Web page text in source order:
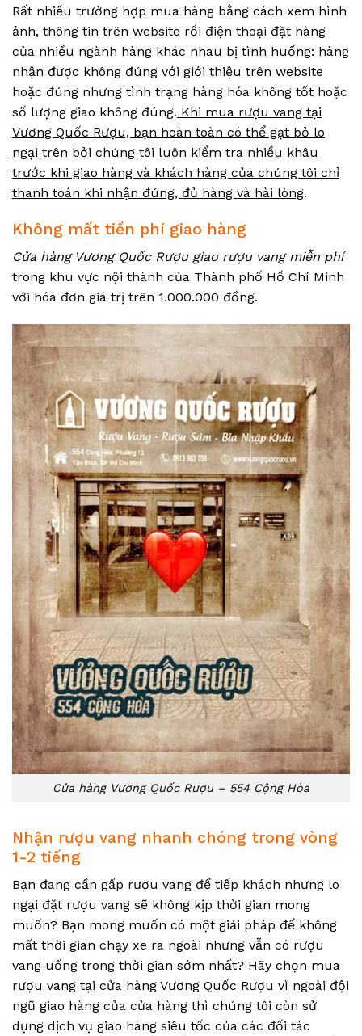
Rất nhiều trường hợp mua hàng bằng cách xem hình
ảnh, thông tin trên website rồi điện thoại đặt hàng
của nhiều ngành hàng khác nhau bị tình huống: hàng
nhận được không đúng với giới thiệu trên website
hoặc đúng nhưng tình trạng hàng hóa không tốt hoặc
số lượng giao không đúng. Khi mua rượu vang tại
Vương Quốc Rượu, bạn hoàn toàn có thể gạt bỏ lo
ngại trên bởi chúng tôi luôn kiểm tra nhiều khâu
trước khi giao hàng và khách hàng của chúng tôi chỉ
thanh toán khi nhận đúng, đủ hàng và hài lòng.
Không mất tiền phí giao hàng
Cửa hàng Vương Quốc Rượu giao rượu vang miễn phí
trong khu vực nội thành của Thành phố Hồ Chí Minh
với hóa đơn giá trị trên 1.000.000 đồng.
Cửa hàng Vương Quốc Rượu – 554 Cộng Hòa
Nhận rượu vang nhanh chóng trong vòng
1-2 tiếng
Bạn đang cần gấp rượu vang để tiếp khách nhưng lo
ngại đặt rượu vang sẽ không kịp thời gian mong
muốn? Bạn mong muốn có một giải pháp để không
mất thời gian chạy xe ra ngoài nhưng vẫn có rượu
vang uống trong thời gian sớm nhất? Hãy chọn mua
rượu vang tại cửa hàng Vương Quốc Rượu vì ngoài đội
ngũ giao hàng của cửa hàng thì chúng tôi còn sử
dụng dịch vụ giao hàng siêu tốc của các đối tác